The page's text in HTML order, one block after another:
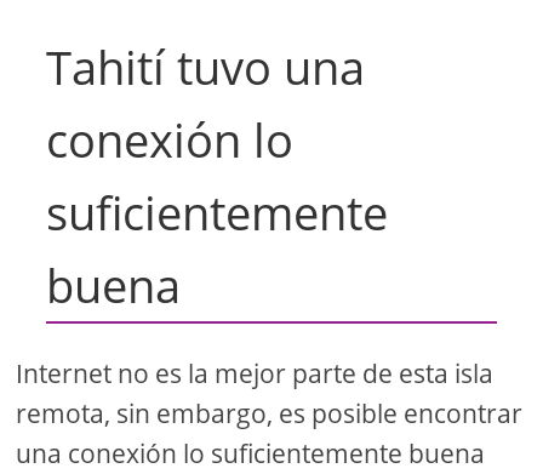
Tahití tuvo una
conexión lo
suficientemente
buena
Internet no es la mejor parte de esta isla
remota, sin embargo, es posible encontrar
una conexión lo suficientemente buena